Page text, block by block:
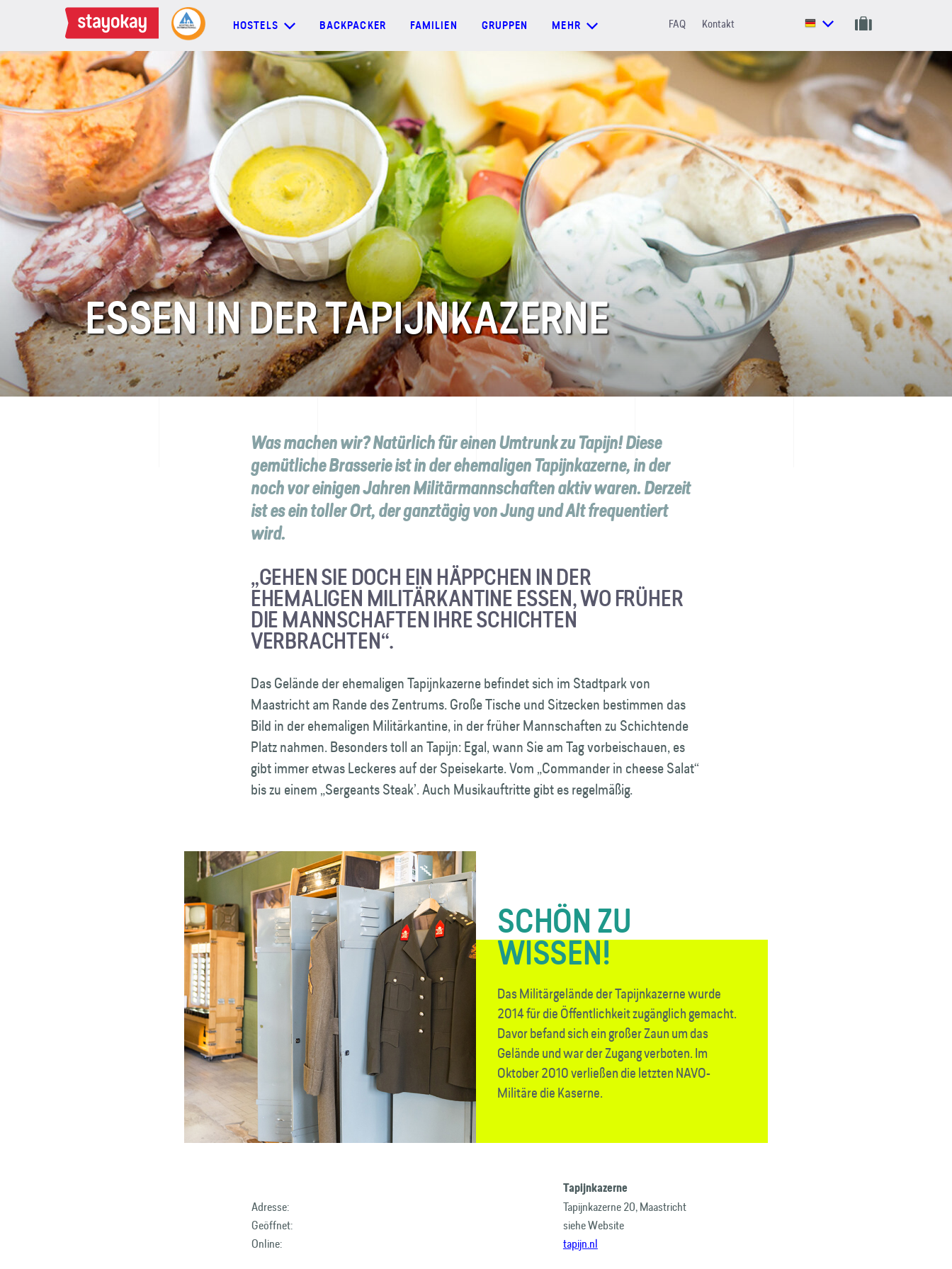
HOSTELS BACKPACKER FAMILIEN GRUPPEN MEHR FAQ Kontakt
HOSTELS
BACKPACKER
FAMILIEN
GRUPPEN
MEHR
FAQ
Kontakt
ESSEN IN DER TAPIJNKAZERNE
Was machen wir? Natürlich für einen Umtrunk zu Tapijn! Diese
gemütliche Brasserie ist in der ehemaligen Tapijnkazerne, in der
noch vor einigen Jahren Militärmannschaften aktiv waren. Derzeit
ist es ein toller Ort, der ganztägig von Jung und Alt frequentiert
wird.
„GEHEN SIE DOCH EIN HÄPPCHEN IN DER
EHEMALIGEN MILITÄRKANTINE ESSEN, WO FRÜHER
DIE MANNSCHAFTEN IHRE SCHICHTEN
VERBRACHTEN“.
Das Gelände der ehemaligen Tapijnkazerne befindet sich im Stadtpark von
Maastricht am Rande des Zentrums. Große Tische und Sitzecken bestimmen das
Bild in der ehemaligen Militärkantine, in der früher Mannschaften zu Schichtende
Platz nahmen. Besonders toll an Tapijn: Egal, wann Sie am Tag vorbeischauen, es
gibt immer etwas Leckeres auf der Speisekarte. Vom „Commander in cheese Salat“
bis zu einem „Sergeants Steak’. Auch Musikauftritte gibt es regelmäßig.
SCHÖN ZU
WISSEN!
Das Militärgelände der Tapijnkazerne wurde
2014 für die Öffentlichkeit zugänglich gemacht.
Davor befand sich ein großer Zaun um das
Gelände und war der Zugang verboten. Im
Oktober 2010 verließen die letzten NAVO-
Militäre die Kaserne.
Tapijnkazerne
Adresse:
Tapijnkazerne 20, Maastricht
Geöffnet:
siehe Website
Online:
tapijn.nl